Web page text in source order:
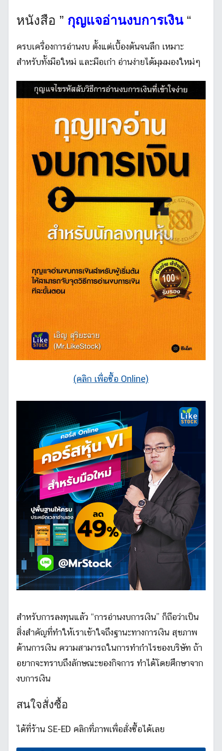
หนังสือ ” กุญแจอ่านงบการเงิน “
ครบเครื่องการอ่านงบ ตั้งแต่เบื้องต้นจนลึก เหมาะ
สำหรับทั้งมือใหม่ และมือเก๋า อ่านง่ายได้มุมมองใหม่ๆ
(คลิก เพื่อซื้อ Online)
สำหรับการลงทุนแล้ว “การอ่านงบการเงิน” ก็ถือว่าเป็น
สิ่งสำคัญที่ทำให้เราเข้าใจถึงฐานะทางการเงิน สุขภาพ
ด้านการเงิน ความสามารถในการทำกำไรของบริษัท ถ้า
อยากจะทราบถึงลักษณะของกิจการ ทำได้โดยศึกษาจาก
งบการเงิน
สนใจสั่งซื้อ
ได้ที่ร้าน SE-ED คลิกที่ภาพเพื่อสั่งซื้อได้เลย